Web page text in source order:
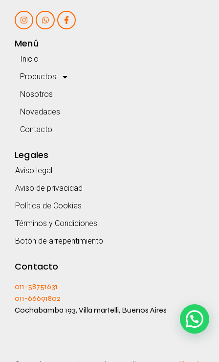
Menú
Inicio
Productos
Nosotros
Novedades
Contacto
Legales
Aviso legal
Aviso de privacidad
Política de Cookies
Términos y Condiciones
Botón de arrepentimiento
Contacto
011-58751631
011-66691802
Cochabamba 193, Villa martelli, Buenos Aires